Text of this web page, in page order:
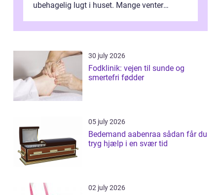
ubehagelig lugt i huset. Mange venter
30 july 2026
Fodklinik: vejen til sunde og
smertefri fødder
05 july 2026
Bedemand aabenraa sådan får du
tryg hjælp i en svær tid
02 july 2026